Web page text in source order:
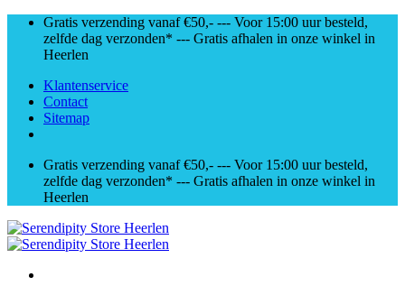
Skip
content
Gratis verzending vanaf €50,- --- Voor 15:00 uur besteld,
zelfde dag verzonden* --- Gratis afhalen in onze winkel in
Heerlen
Klantenservice
Contact
Sitemap
Gratis verzending vanaf €50,- --- Voor 15:00 uur besteld,
zelfde dag verzonden* --- Gratis afhalen in onze winkel in
Heerlen